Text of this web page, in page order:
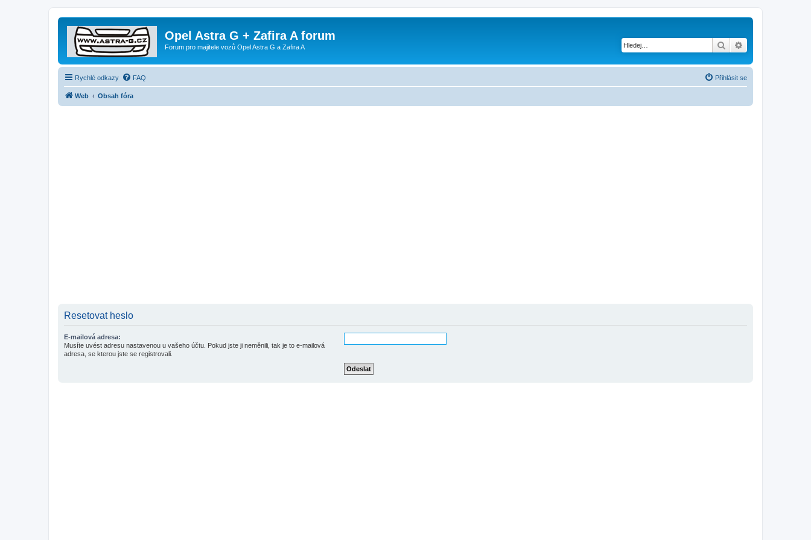
Opel Astra G + Zafira A forum
Forum pro majitele vozů Opel Astra G a Zafira A Hledat
Rychlé odkazy FAQ Přihlásit se
Web Obsah fóra
Resetovat heslo
E-mailová adresa:
Musíte uvést adresu nastavenou u vašeho účtu. Pokud jste ji neměnili, tak je to e-mailová
adresa, se kterou jste se registrovali.